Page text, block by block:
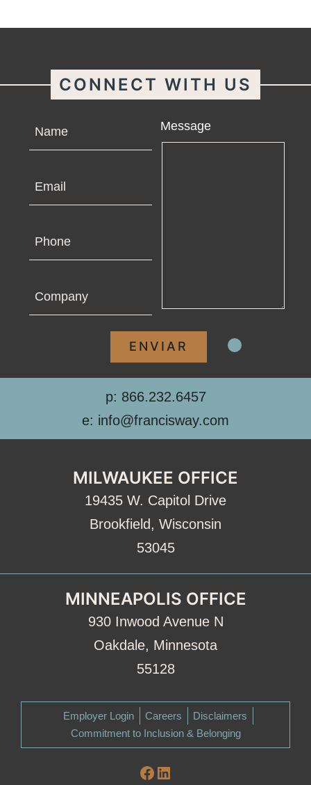
CONNECT WITH US
Message
p: 866.232.6457
e: info@francisway.com
MILWAUKEE OFFICE
19435 W. Capitol Drive
Brookfield, Wisconsin
53045
MINNEAPOLIS OFFICE
930 Inwood Avenue N
Oakdale, Minnesota
55128
Employer Login Careers
Disclaimers
Commitment to Inclusion & Belonging
Facebook
LinkedIn